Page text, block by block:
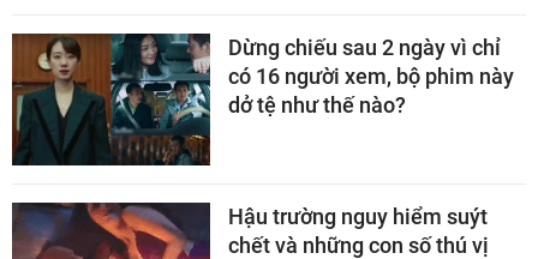
Dừng chiếu sau 2 ngày vì chỉ
có 16 người xem, bộ phim này
dở tệ như thế nào?
Hậu trường nguy hiểm suýt
chết và những con số thú vị